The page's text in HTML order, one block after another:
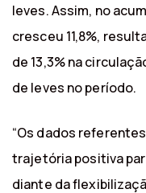
leves. Assim, no
cresceu 11,8%,
de 13,3% na
de leves no período.
“Os dados
trajetória positiva
diante da